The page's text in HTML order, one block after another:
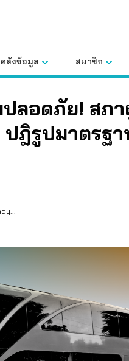
คลังข้อมูล สมาชิก
ปลอดภัย! สภ
ปฎิรูปมาตรฐา